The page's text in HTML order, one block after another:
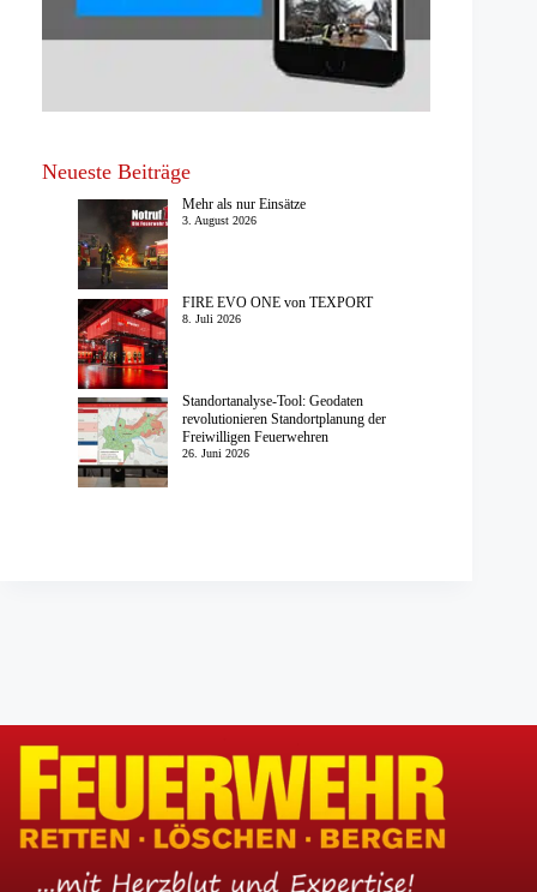
Neueste Beiträge
Mehr als nur Einsätze
3. August 2026
FIRE EVO ONE von TEXPORT
8. Juli 2026
Standortanalyse-Tool: Geodaten
revolutionieren Standortplanung der
Freiwilligen Feuerwehren
26. Juni 2026